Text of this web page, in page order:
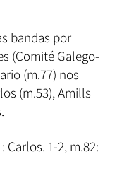
bandas por
(Comité Galego-
(m.77) nos
(m.53), Amills
Carlos. 1-2, m.82: